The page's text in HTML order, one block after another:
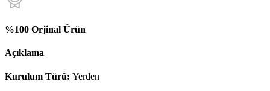
%100 Orjinal Ürün
Açıklama
Kurulum Türü: Yerden